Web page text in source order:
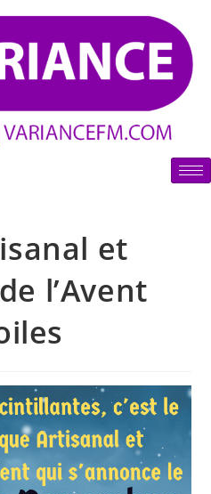
et
l’Avent